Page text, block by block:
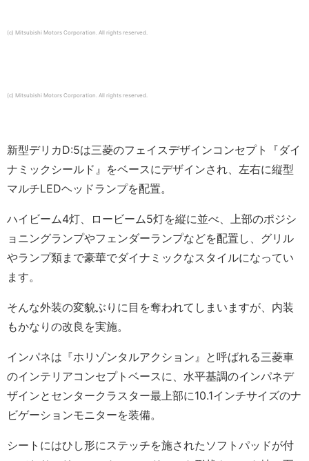
(c) Mitsubishi Motors Corporation. All rights reserved.
(c) Mitsubishi Motors Corporation. All rights reserved.
新型デリカD:5は三菱のフェイスデザインコンセプト『ダイ
ナミックシールド』をベースにデザインされ、左右に縦型
マルチLEDヘッドランプを配置。
ハイビーム4灯、ロービーム5灯を縦に並べ、上部のポジシ
ョニングランプやフェンダーランプなどを配置し、グリル
やランプ類まで豪華でダイナミックなスタイルになってい
ます。
そんな外装の変貌ぶりに目を奪われてしまいますが、内装
もかなりの改良を実施。
インパネは『ホリゾンタルアクション』と呼ばれる三菱車
のインテリアコンセプトベースに、水平基調のインパネデ
ザインとセンタークラスター最上部に10.1インチサイズのナ
ビゲーションモニターを装備。
シートにはひし形にステッチを施されたソフトパッドが付